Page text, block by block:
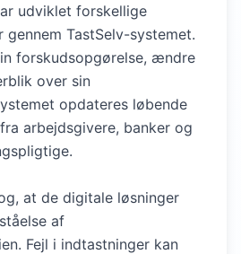
udviklet forskellige
TastSelv-systemet.
forskudsopgørelse, ændre
over sin
opdateres løbende
arbejdsgivere, banker og
at de digitale løsninger
af
Fejl i indtastninger kan